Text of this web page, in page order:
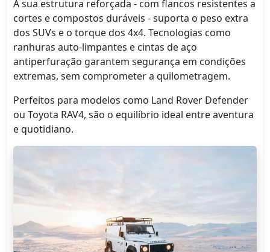
A sua estrutura reforçada - com flancos resistentes a
cortes e compostos duráveis - suporta o peso extra
dos SUVs e o torque dos 4x4. Tecnologias como
ranhuras auto-limpantes e cintas de aço
antiperfuração garantem segurança em condições
extremas, sem comprometer a quilometragem.
Perfeitos para modelos como Land Rover Defender
ou Toyota RAV4, são o equilíbrio ideal entre aventura
e quotidiano.